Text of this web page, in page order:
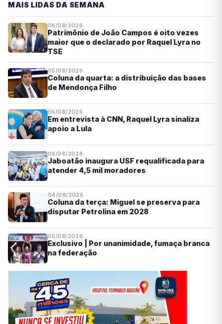
MAIS LIDAS DA SEMANA
06/08/2026
Patrimônio de João Campos é oito vezes
maior que o declarado por Raquel Lyra no
TSE
05/08/2026
Coluna da quarta: a distribuição das bases
de Mendonça Filho
06/08/2026
Em entrevista à CNN, Raquel Lyra sinaliza
apoio a Lula
06/08/2026
Jaboatão inaugura USF requalificada para
atender 4,5 mil moradores
04/08/2026
Coluna da terça: Miguel se preserva para
disputar Petrolina em 2028
05/08/2026
Exclusivo | Por unanimidade, fumaça branca
na federação